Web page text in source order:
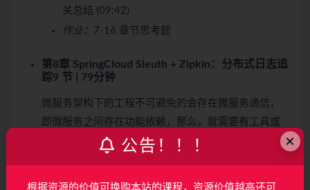
关总结 (09:42)
作业：
7-16 章节思考题
第8章 SpringCloud Sleuth + Zipkin：分布式日志追
踪9 节 | 79分钟
微服务架构下的工程不可避免的会存在微服务通信，
即微服务之间存在功能依赖，那么，就需要有工具或
组件实现分布式链路、日志追踪。SpringCloud Sleuth ×
公告！！！
根据资源的价值可换购本站的课程，资源价值越高还可